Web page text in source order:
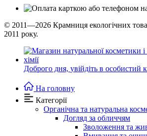
© 2011—2026 Крамниця екологічних
2011 року.
Доброго дня, увійдіть в особистий
На головну
Категорії
Органічна та натуральна
Догляд за обличчям
Зволоження та